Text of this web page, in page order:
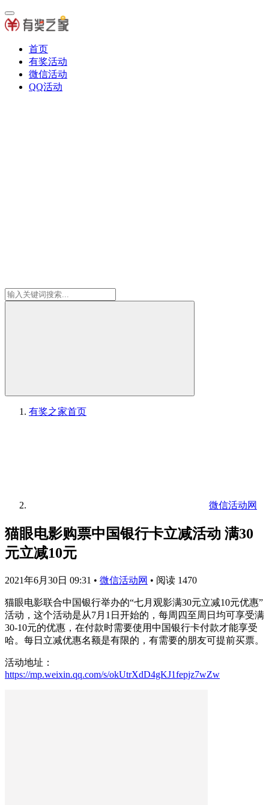
首页
有奖活动
微信活动
QQ活动
有奖之家首页
微信活动网
猫眼电影购票中国银行卡立减活动 满30
元立减10元
2021年6月30日 09:31 • 微信活动网 • 阅读 1470
猫眼电影联合中国银行举办的“七月观影满30元立减10元优惠”
活动，这个活动是从7月1日开始的，每周四至周日均可享受满
30-10元的优惠，在付款时需要使用中国银行卡付款才能享受
哈。每日立减优惠名额是有限的，有需要的朋友可提前买票。
活动地址：
https://mp.weixin.qq.com/s/okUtrXdD4gKJ1fepjz7wZw